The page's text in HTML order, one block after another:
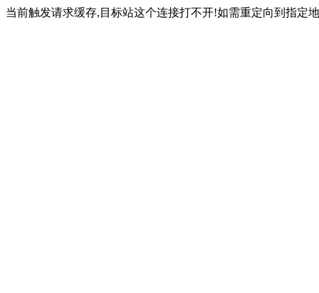
当前触发请求缓存,目标站这个连接打不开!如需重定向到指定